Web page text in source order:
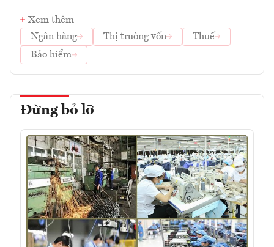
Xem thêm
Ngân hàng
Thị trường vốn
Thuế
Bảo hiểm
Đừng bỏ lỡ